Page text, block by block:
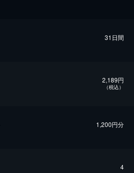
31日間
2,189円
（税込）
1,200円分
4